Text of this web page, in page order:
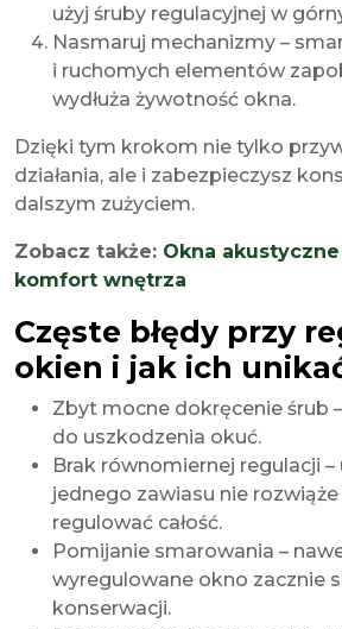
użyj śruby regulacyjnej w
Nasmaruj mechanizmy –
i ruchomych elementów
wydłuża żywotność okna.
Dzięki tym krokom nie tylko
działania, ale i zabezpieczysz
dalszym zużyciem.
Zobacz także: Okna
komfort wnętrza
Częste błędy przy
okien i jak ich
Zbyt mocne dokręcenie śrub
do uszkodzenia okuć.
Brak równomiernej regulacji
jednego zawiasu nie
regulować całość.
Pomijanie smarowania –
wyregulowane okno zacznie
konserwacji.